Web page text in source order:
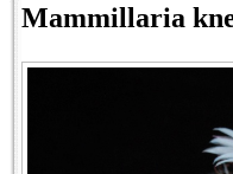
Mammillaria